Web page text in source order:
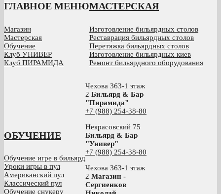
ГЛАВНОЕ МЕНЮ
Магазин
Мастерская
Обучение
Клуб УНИВЕР
Клуб ПИРАМИДА
МАСТЕРСКАЯ
Изготовление бильярдных столов
Реставрация бильярдных столов
Перетяжка бильярдных столов
Изготовление бильярдных киев
Ремонт бильярдного оборудования
ОБУЧЕНИЕ
Обучение игре в бильярд
Уроки игры в пул
Американский пул
Классический пул
Обучение снукеру
Чехова 363-1 этаж
2 Бильярд & Бар
"Пирамида"
+7 (988) 254-38-80
Некрасовский 75
Бильярд & Бар
"Универ"
+7 (988) 254-38-80
Чехова 363-1 этаж
2 Магазин -
Сергиенков